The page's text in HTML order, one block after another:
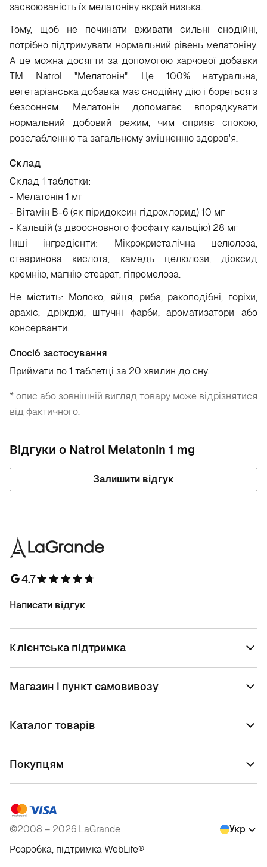
засвоюваність їх мелатоніну вкрай низька.
Тому, щоб не починати вживати сильні снодійні,
потрібно підтримувати нормальний рівень мелатоніну.
А це можна досягти за допомогою харчової добавки
ТМ Natrol "Мелатонін". Це 100% натуральна,
вегетаріанська добавка має снодійну дію і бореться з
безсонням. Мелатонін допомагає впорядкувати
нормальний добовий режим, чим сприяє спокою,
розслабленню та загальному зміцненню здоров'я.
Склад
Склад 1 таблетки:
- Мелатонін 1 мг
- Вітамін В-6 (як піридоксин гідрохлорид) 10 мг
- Кальцій (з двоосновного фосфату кальцію) 28 мг
Інші інгредієнти: Мікрокристалічна целюлоза,
стеаринова кислота, камедь целюлози, діоксид
кремнію, магнію стеарат, гіпромелоза.
Не містить: Молоко, яйця, риба, ракоподібні, горіхи,
арахіс, дріжджі, штучні фарби, ароматизатори або
консерванти.
Спосіб застосування
Приймати по 1 таблетці за 20 хвилин до сну.
* опис або зовнішній вигляд товару може відрізнятися
від фактичного.
Відгуки о Natrol Melatonin 1 mg
Залишити відгук
4.7
Написати відгук
Клієнтська підтримка
Магазин і пункт самовивозу
Каталог товарів
Покупцям
©2008 – 2026 LaGrande
Укр
Розробка, підтримкаWebLife®